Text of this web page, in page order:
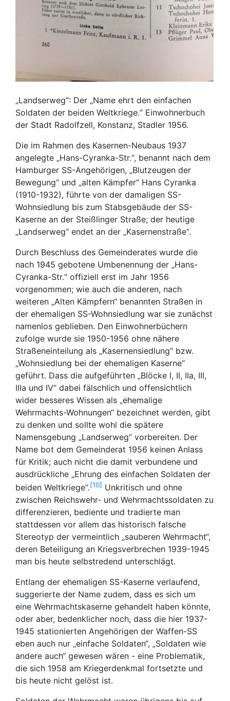
„Landserweg“: Der „Name ehrt den einfachen
Soldaten der beiden Weltkriege.“ Einwohnerbuch
der Stadt Radolfzell, Konstanz, Stadler 1956.
Die im Rahmen des Kasernen-Neubaus 1937
angelegte „Hans-Cyranka-Str.“, benannt nach dem
Hamburger SS-Angehörigen, „Blutzeugen der
Bewegung“ und „alten Kämpfer“ Hans Cyranka
(1910-1932), führte von der damaligen SS-
Wohnsiedlung bis zum Stabsgebäude der SS-
Kaserne an der Steißlinger Straße; der heutige
„Landserweg“ endet an der „Kasernenstraße“.
Durch Beschluss des Gemeinderates wurde die
nach 1945 gebotene Umbenennung der „Hans-
Cyranka-Str.“ offiziell erst im Jahr 1956
vorgenommen; wie auch die anderen, nach
weiteren „Alten Kämpfern“ benannten Straßen in
der ehemaligen SS-Wohnsiedlung war sie zunächst
namenlos geblieben. Den Einwohnerbüchern
zufolge wurde sie 1950-1956 ohne nähere
Straßeneinteilung als „Kasernensiedlung“ bzw.
„Wohnsiedlung bei der ehemaligen Kaserne“
geführt. Dass die aufgeführten „Blöcke I, II, IIa, III,
IIIa und IV“ dabei fälschlich und offensichtlich
wider besseres Wissen als „ehemalige
Wehrmachts-Wohnungen“ bezeichnet werden, gibt
zu denken und sollte wohl die spätere
Namensgebung „Landserweg“ vorbereiten. Der
Name bot dem Gemeinderat 1956 keinen Anlass
für Kritik; auch nicht die damit verbundene und
ausdrückliche „Ehrung des einfachen Soldaten der
beiden Weltkriege“. 10
Unkritisch und ohne
zwischen Reichswehr- und Wehrmachtssoldaten zu
differenzieren, bediente und tradierte man
stattdessen vor allem das historisch falsche
Stereotyp der vermeintlich „sauberen Wehrmacht“,
deren Beteiligung an Kriegsverbrechen 1939-1945
man bis heute selbstredend unterschlägt.
Entlang der ehemaligen SS-Kaserne verlaufend,
suggerierte der Name zudem, dass es sich um
eine Wehrmachtskaserne gehandelt haben könnte,
oder aber, bedenklicher noch, dass die hier 1937-
1945 stationierten Angehörigen der Waffen-SS
eben auch nur „einfache Soldaten“, „Soldaten wie
andere auch“ gewesen wären - eine Problematik,
die sich 1958 am Kriegerdenkmal fortsetzte und
bis heute nicht gelöst ist.